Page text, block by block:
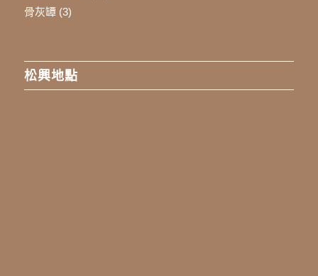
骨灰罈(3)
松興地點